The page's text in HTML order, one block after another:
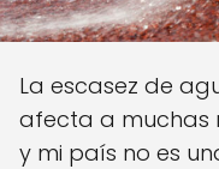
La escasez de
afecta a muchas
y mi país no es